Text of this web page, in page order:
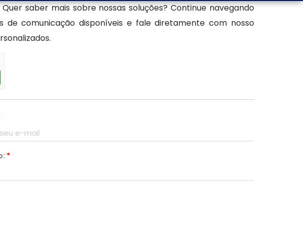
saber mais sobre nossas soluções? Continue navegando
comunicação disponíveis e fale diretamente com nosso
*